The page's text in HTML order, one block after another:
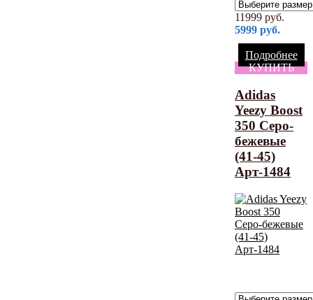
11999 руб.
5999 руб.
Подробнее
КУПИТЬ
Adidas
Yeezy Boost
350 Серо-
бежевые
(41-45)
Арт-1484